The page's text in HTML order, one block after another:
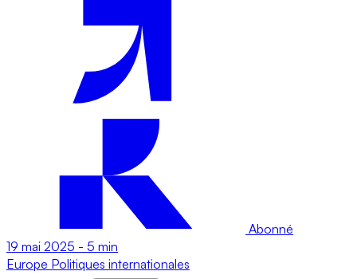
Abonné
19 mai 2025 - 5 min
Europe Politiques internationales